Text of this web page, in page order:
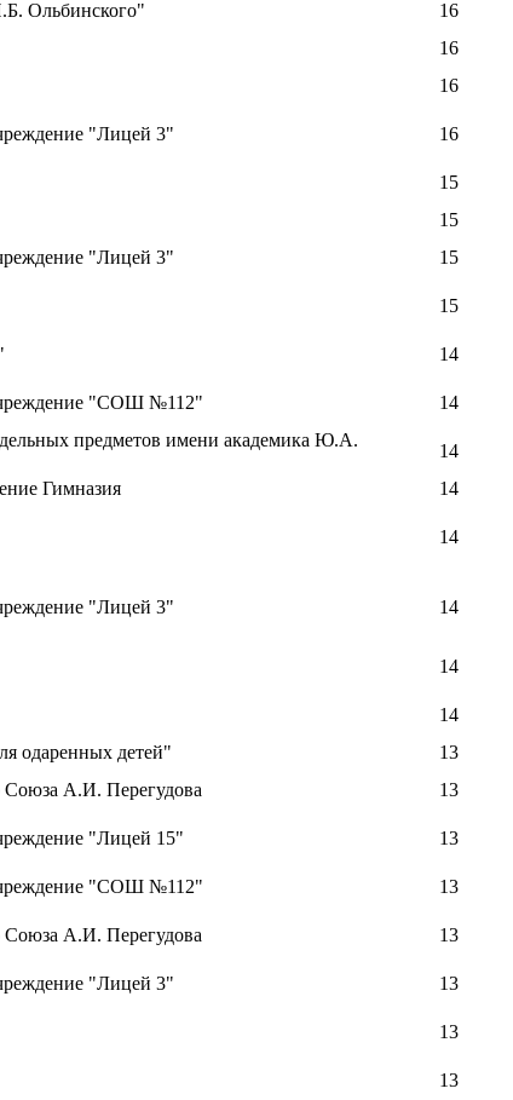
Ольбинского"
16
16
16
"Лицей 3" 16
15
15
"Лицей 3" 15
15
14
"СОШ №112" 14
предметов имени академика Ю.А.
14
Гимназия 14
14
"Лицей 3" 14
14
14
одаренных детей"
13
Союза А.И. Перегудова 13
"Лицей 15" 13
"СОШ №112" 13
Союза А.И. Перегудова 13
"Лицей 3" 13
13
13